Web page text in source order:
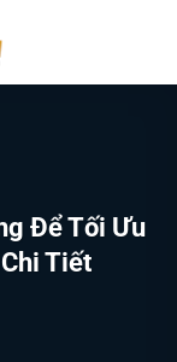
Để Tối Ưu
Tiết